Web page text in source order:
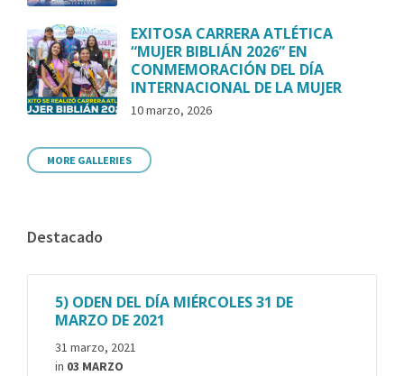
EXITOSA CARRERA ATLÉTICA
“MUJER BIBLIÁN 2026” EN
CONMEMORACIÓN DEL DÍA
INTERNACIONAL DE LA MUJER
10 marzo, 2026
MORE GALLERIES
Destacado
5) ODEN DEL DÍA MIÉRCOLES 31 DE
MARZO DE 2021
31 marzo, 2021
in 03 MARZO